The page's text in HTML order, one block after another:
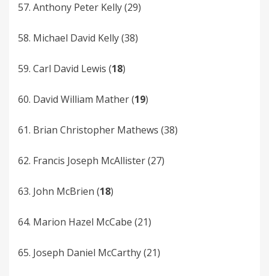
57. Anthony Peter­ Kelly­ (29)
58. Michael David­ Kelly (38)
59. Carl David Lewis (18)
60. David William Mather (19)
61. Brian Christopher Mathews (38)
62. Francis Joseph McAllister (27)
63. John McBrien (18)
64. Marion Hazel McCabe (21)
65. Joseph Daniel McCarthy (21)